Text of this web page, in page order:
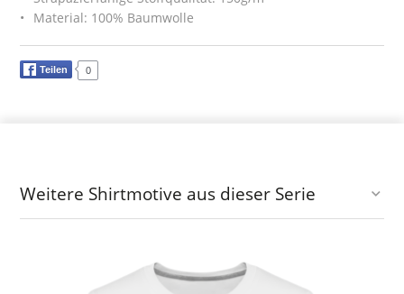
Material: 100% Baumwolle
Teilen 0
Weitere Shirtmotive aus dieser Serie